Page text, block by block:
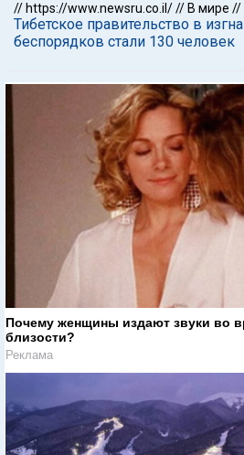
// https://www.newsru.co.il/// В мире //
Тибетское правительство в
беспорядков стали 130 человек
Почему женщины издают звуки во
близости?
Реклама